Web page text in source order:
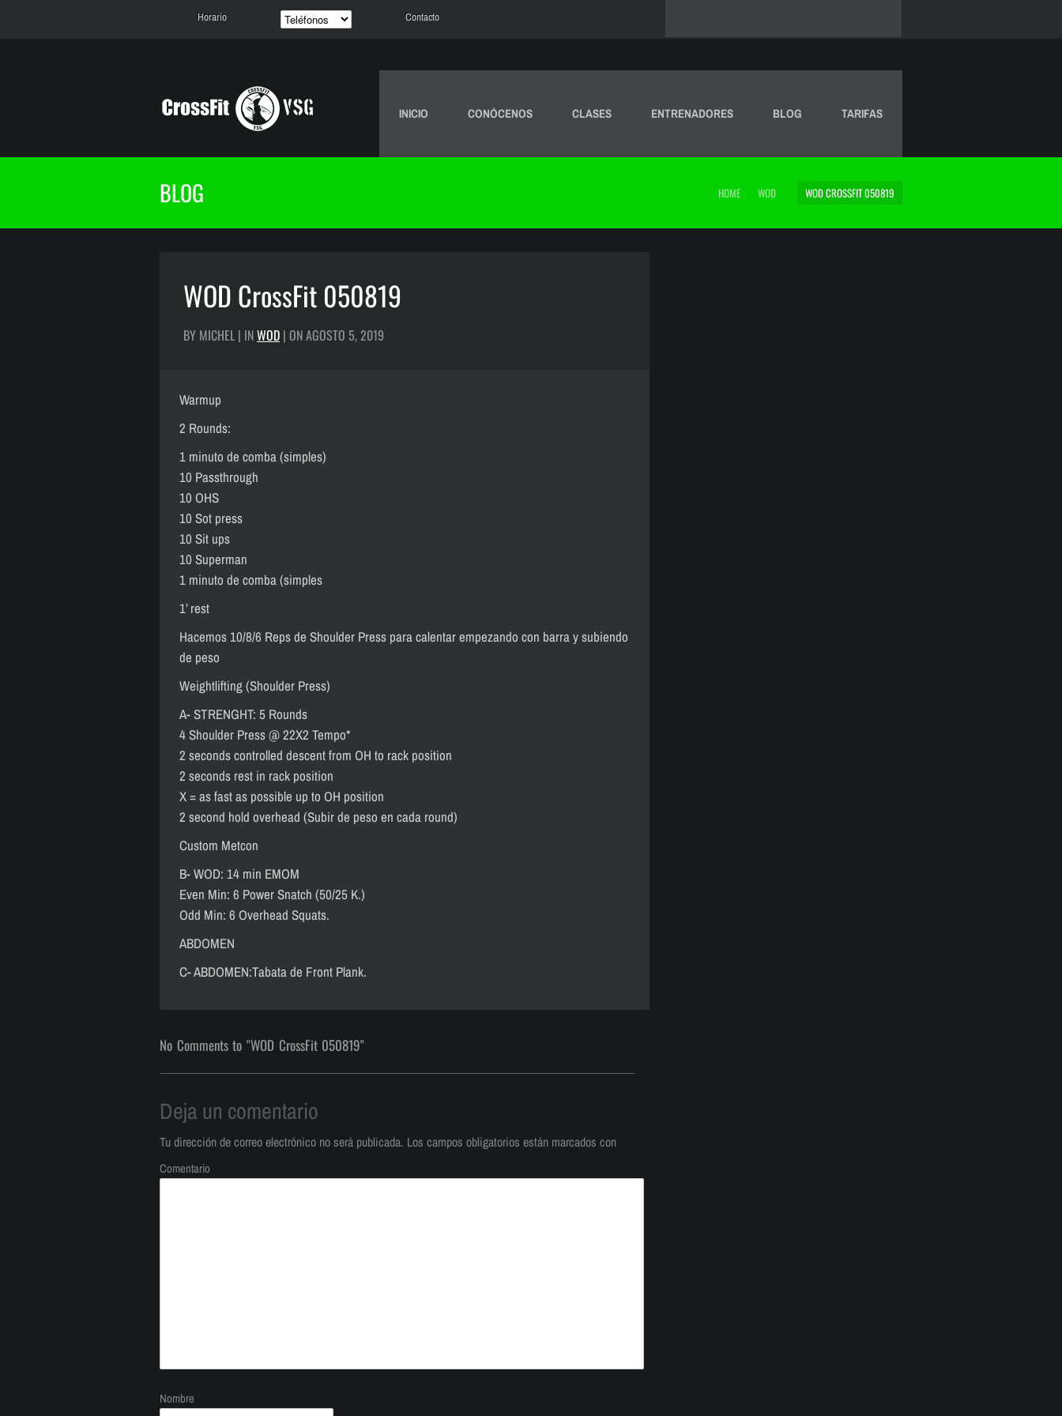
Horario Contacto
INICIO CONÓCENOS CLASES ENTRENADORES BLOG TARIFAS
BLOG HOME WOD WOD CROSSFIT 050819
WOD CrossFit 050819
BY MICHEL | INWOD | ON AGOSTO 5, 2019
Warmup
2 Rounds:
1 minuto de comba (simples)
10 Passthrough
10 OHS
10 Sot press
10 Sit ups
10 Superman
1 minuto de comba (simples
1’ rest
Hacemos 10/8/6 Reps de Shoulder Press para calentar empezando con barra y subiendo
de peso
Weightlifting (Shoulder Press)
A- STRENGHT: 5 Rounds
4 Shoulder Press @ 22X2 Tempo*
2 seconds controlled descent from OH to rack position
2 seconds rest in rack position
X = as fast as possible up to OH position
2 second hold overhead (Subir de peso en cada round)
Custom Metcon
B- WOD: 14 min EMOM
Even Min: 6 Power Snatch (50/25 K.)
Odd Min: 6 Overhead Squats.
ABDOMEN
C- ABDOMEN:Tabata de Front Plank.
No Comments to "WOD CrossFit 050819"
Deja un comentario
Tu dirección de correo electrónico no será publicada. Los campos obligatorios están marcados con
Comentario
Nombre